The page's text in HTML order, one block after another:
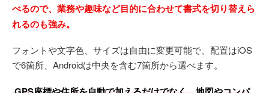
べるので、業務や趣味など目的に合わせて書式を切り替えら
れるのも強み。
フォントや文字色、サイズは自由に変更可能で、配置はiOS
で6箇所、Androidは中央を含む7箇所から選べます。